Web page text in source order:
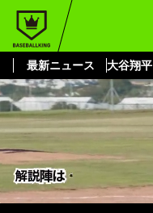
最新ニュース 大谷翔平